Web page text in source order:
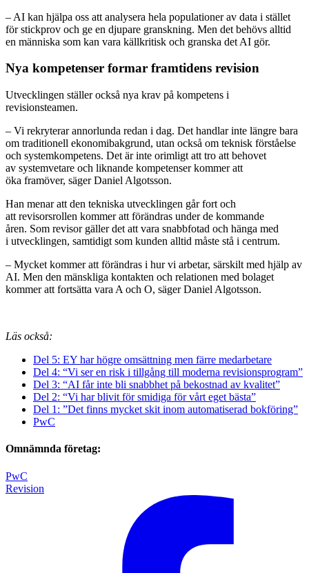
– AI kan hjälpa oss att analysera hela populationer av data i stället
för stickprov och ge en djupare granskning. Men det behövs alltid
en människa som kan vara källkritisk och granska det AI gör.
Nya kompetenser formar framtidens revision
Utvecklingen ställer också nya krav på kompetens i
revisionsteamen.
– Vi rekryterar annorlunda redan i dag. Det handlar inte längre bara
om traditionell ekonomibakgrund, utan också om teknisk förståelse
och systemkompetens. Det är inte orimligt att tro att behovet
av systemvetare och liknande kompetenser kommer att
öka framöver, säger Daniel Algotsson.
Han menar att den tekniska utvecklingen går fort och
att revisorsrollen kommer att förändras under de kommande
åren. Som revisor gäller det att vara snabbfotad och hänga med
i utvecklingen, samtidigt som kunden alltid måste stå i centrum.
– Mycket kommer att förändras i hur vi arbetar, särskilt med hjälp av
AI. Men den mänskliga kontakten och relationen med bolaget
kommer att fortsätta vara A och O, säger Daniel Algotsson.
Läs också:
Del 5: EY har högre omsättning men färre medarbetare
Del 4: “Vi ser en risk i tillgång till moderna revisionsprogram”
Del 3: “AI får inte bli snabbhet på bekostnad av kvalitet”
Del 2: “Vi har blivit för smidiga för vårt eget bästa”
Del 1: ”Det finns mycket skit inom automatiserad bokföring”
PwC
Omnämnda företag:
PwC
Revision